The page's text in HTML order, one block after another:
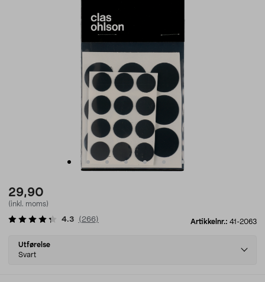
29,90
(inkl. moms)
Artikkelnr.: 41-2063
4.3 ( 266)
Select
variant
Utførelse
Svart